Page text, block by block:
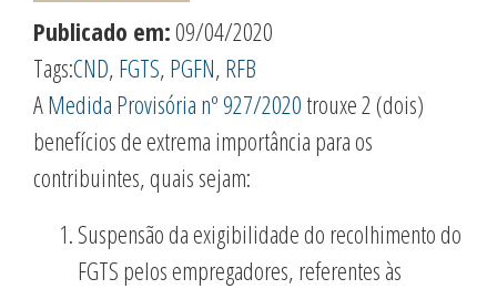
Publicado em:09/04/2020
Tags:CND, FGTS, PGFN, RFB
AMedida Provisória nº 927/2020trouxe 2 (dois)
benefícios de extrema importância para os
contribuintes, quais sejam:
Suspensão da exigibilidade do recolhimento do
FGTS pelos empregadores, referentes às